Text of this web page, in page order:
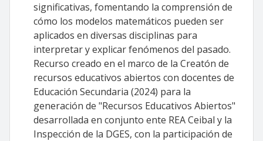
significativas, fomentando la comprensión de
cómo los modelos matemáticos pueden ser
aplicados en diversas disciplinas para
interpretar y explicar fenómenos del pasado.
Recurso creado en el marco de la Creatón de
recursos educativos abiertos con docentes de
Educación Secundaria (2024) para la
generación de "Recursos Educativos Abiertos"
desarrollada en conjunto ente REA Ceibal y la
Inspección de la DGES, con la participación de